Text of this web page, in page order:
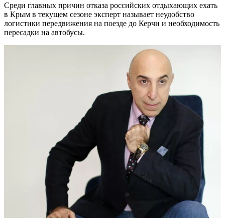
Среди главных причин отказа российских отдыхающих ехать
в Крым в текущем сезоне эксперт называет неудобство
логистики передвижения на поезде до Керчи и необходимость
пересадки на автобусы.